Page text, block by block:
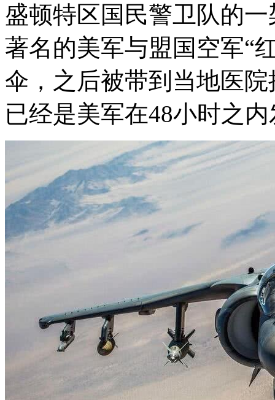
盛顿特区国民警卫队的
著名的美军与盟国空军“
伞，之后被带到当地医
已经是美军在48小时之